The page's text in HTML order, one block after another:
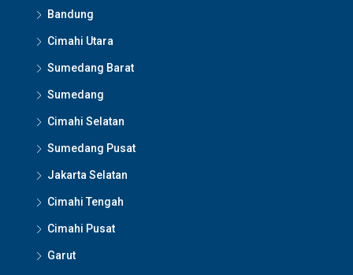
Bandung
Cimahi Utara
Sumedang Barat
Sumedang
Cimahi Selatan
Sumedang Pusat
Jakarta Selatan
Cimahi Tengah
Cimahi Pusat
Garut